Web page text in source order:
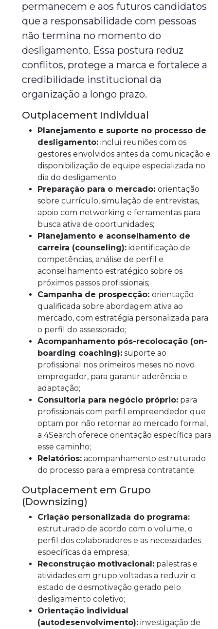
permanecem e aos futuros candidatos
que a responsabilidade com pessoas
não termina no momento do
desligamento. Essa postura reduz
conflitos, protege a marca e fortalece a
credibilidade institucional da
organização a longo prazo.
Outplacement Individual
Planejamento e suporte no processo de
desligamento: inclui reuniões com os
gestores envolvidos antes da comunicação e
disponibilização de equipe especializada no
dia do desligamento;
Preparação para o mercado:orientação
sobre currículo, simulação de entrevistas,
apoio com networking e ferramentas para
busca ativa de oportunidades;
Planejamento e aconselhamento de
carreira (counseling): identificação de
competências, análise de perfil e
aconselhamento estratégico sobre os
próximos passos profissionais;
Campanha de prospecção:orientação
qualificada sobre abordagem ativa ao
mercado, com estratégia personalizada para
o perfil do assessorado;
Acompanhamento pós-recolocação (on-
boarding coaching): suporte ao
profissional nos primeiros meses no novo
empregador, para garantir aderência e
adaptação;
Consultoria para negócio próprio: para
profissionais com perfil empreendedor que
optam por não retornar ao mercado formal,
a 4Search oferece orientação específica para
esse caminho;
Relatórios: acompanhamento estruturado
do processo para a empresa contratante.
Outplacement em Grupo
(Downsizing)
Criação personalizada do programa:
estruturado de acordo com o volume, o
perfil dos colaboradores e as necessidades
específicas da empresa;
Reconstrução motivacional: palestras e
atividades em grupo voltadas a reduzir o
estado de desmotivação gerado pelo
desligamento coletivo;
Orientação individual
(autodesenvolvimento): investigação de